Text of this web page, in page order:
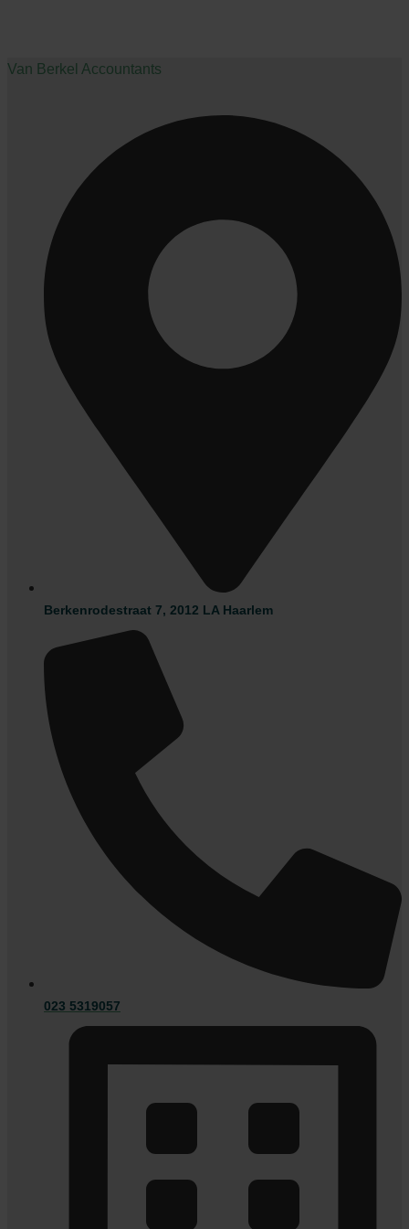
Van Berkel Accountants
Berkenrodestraat 7, 2012 LA Haarlem
023 5319057